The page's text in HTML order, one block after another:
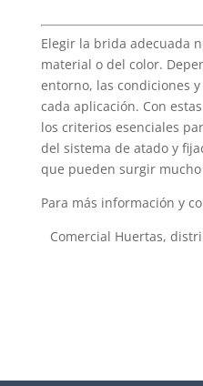
Elegir la brida adecuada
material o del color.
entorno, las condiciones
cada aplicación. Con
los criterios esenciales
del sistema de atado y
que pueden surgir
Para más información y
Comercial Huertas,